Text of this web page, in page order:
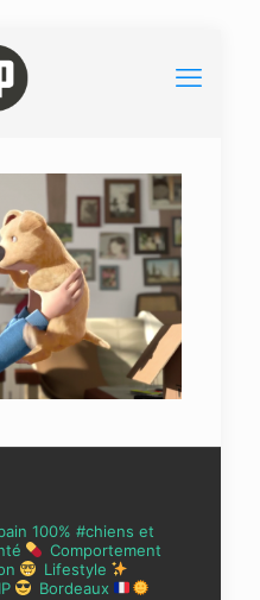
100% #chiens et
Comportement
Lifestyle
Bordeaux